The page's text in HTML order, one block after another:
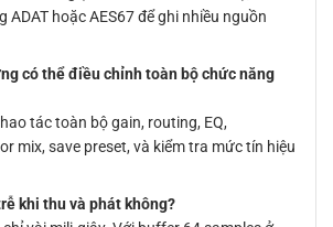
ADAT hoặc AES67 để ghi nhiều nguồn
có thể điều chỉnh toàn bộ chức năng
tác toàn bộ gain, routing, EQ,
mix, save preset, và kiểm tra mức tín hiệu
khi thu và phát không?